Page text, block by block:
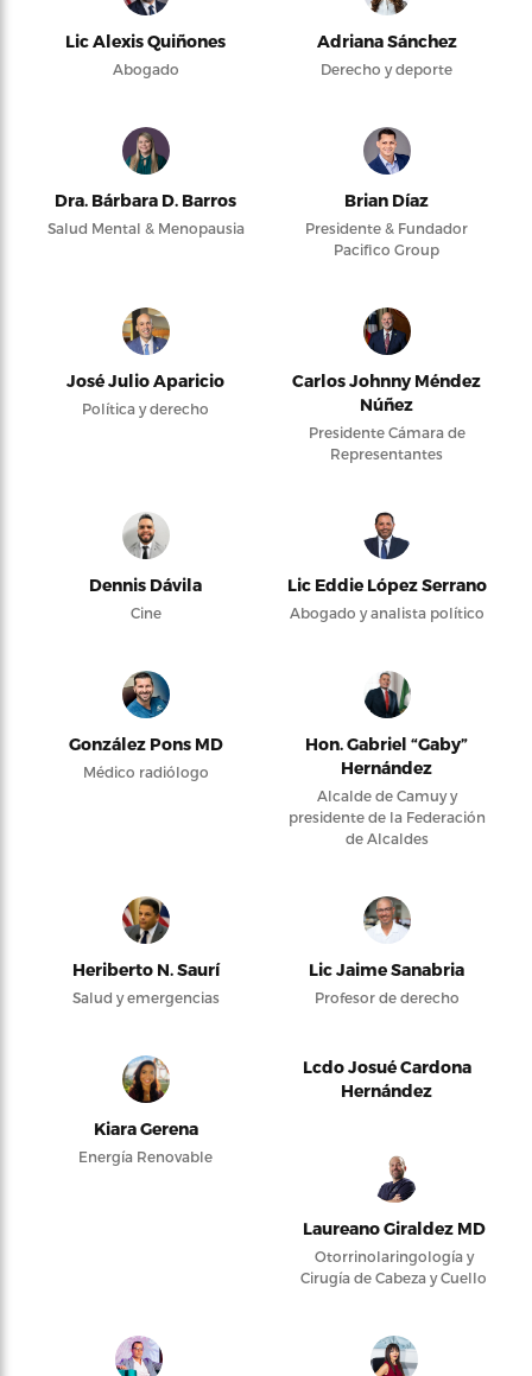
Lic Alexis Quiñones
Abogado
Adriana Sánchez
Derecho y deporte
Dra. Bárbara D. Barros
Salud Mental & Menopausia
Brian Díaz
Presidente & Fundador
Pacifico Group
José Julio Aparicio
Política y derecho
Carlos Johnny Méndez
Núñez
Presidente Cámara de
Representantes
Dennis Dávila
Cine
Lic Eddie López Serrano
Abogado y analista político
González Pons MD
Médico radiólogo
Hon. Gabriel “Gaby”
Hernández
Alcalde de Camuy y
presidente de la Federación
de Alcaldes
Heriberto N. Saurí
Salud y emergencias
Lic Jaime Sanabria
Profesor de derecho
Kiara Gerena
Energía Renovable
Lcdo Josué Cardona
Hernández
Laureano Giraldez MD
Otorrinolaringología y
Cirugía de Cabeza y Cuello